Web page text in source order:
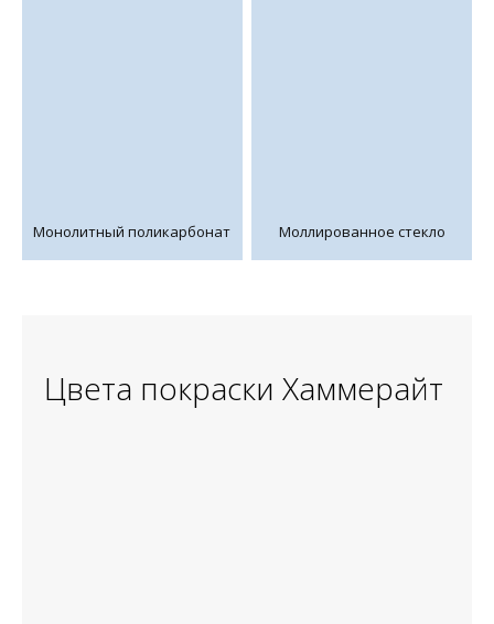
Монолитный поликарбонат Моллированное стекло
Цвета покраски Хаммерайт